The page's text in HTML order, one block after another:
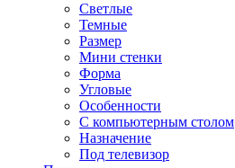
Светлые
Темные
Размер
Мини стенки
Форма
Угловые
Особенности
С компьютерным столом
Назначение
Под телевизор